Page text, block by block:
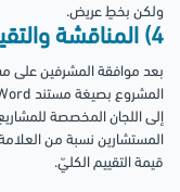
ولكن بخطٍ عريض.
4) المناقشة والتقييم
بعد موافقة المشرفين على
إلى اللجان المخصصة
المستشارين نسبة من العلامة
قيمة التقييم الكليّ.